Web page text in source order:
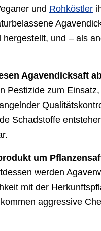
und Rohköstler
und – als
Agavendicksaft
Pestizide zum
Schadstoffe
um
werden
mit der
aggressive